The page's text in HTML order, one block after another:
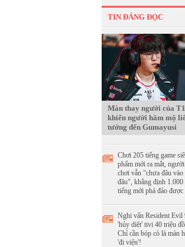
TIN ĐÁNG ĐỌC
Màn thay người của T1
khiến người hâm mộ
tưởng đến Gumayusi
Chơi 205 tiếng game
phẩm mới ra mắt, người
chơi vẫn "chưa đâu vào
đâu", khẳng định 1.000
tiếng mới phá đảo được
Nghi vấn Resident Evil
'hủy diệt' tivi 40 triệu
Chỉ cần bóp cò là màn
'đi viện'!